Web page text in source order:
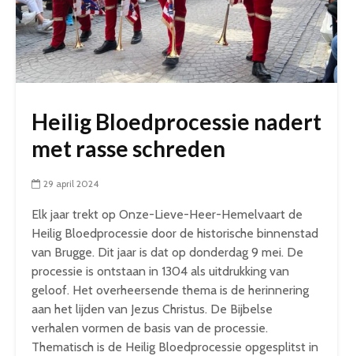
Heilig Bloedprocessie nadert
met rasse schreden
29 april 2024
Elk jaar trekt op Onze-Lieve-Heer-Hemelvaart de
Heilig Bloedprocessie door de historische binnenstad
van Brugge. Dit jaar is dat op donderdag 9 mei. De
processie is ontstaan in 1304 als uitdrukking van
geloof. Het overheersende thema is de herinnering
aan het lijden van Jezus Christus. De Bijbelse
verhalen vormen de basis van de processie.
Thematisch is de Heilig Bloedprocessie opgesplitst in